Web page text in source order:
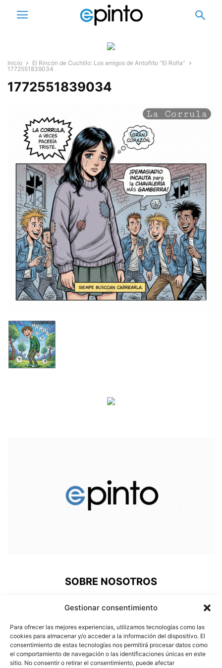
Gestionar consentimiento
Para ofrecer las mejores experiencias, utilizamos tecnologías como las
cookies para almacenar y/o acceder a la información del dispositivo. El
consentimiento de estas tecnologías nos permitirá procesar datos como
el comportamiento de navegación o las identificaciones únicas en este
sitio. No consentir o retirar el consentimiento, puede afectar
Inicio
El Rincón de Cuchillo: Los amigos de Antoñito “El Roña”
1772551839034
1772551839034
SOBRE NOSOTROS
ePinto, una nueva plataforma de comunicación donde los
día de lo que pasa en nuestra ciudad, prestigiar a nuestros
deportistas o conocer a nuestros vecinos más
carismáticos.
Contáctanos:info@e-pinto.com